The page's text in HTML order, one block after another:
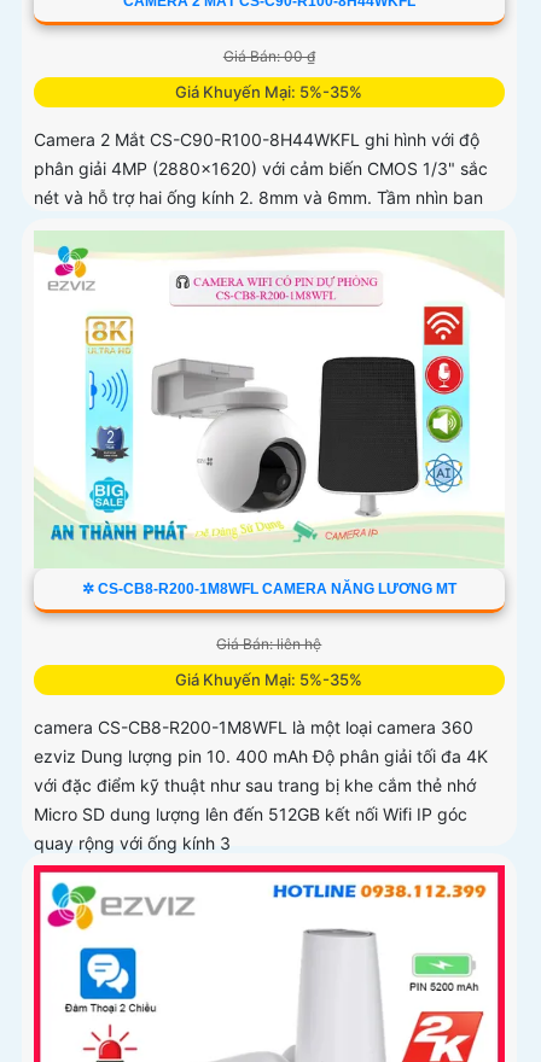
Giá Bán: 00 ₫
Giá Khuyến Mại: 5%-35%
Camera 2 Mắt CS-C90-R100-8H44WKFL ghi hình với độ
phân giải 4MP (2880x1620) với cảm biến CMOS 1/3" sắc
nét và hỗ trợ hai ống kính 2. 8mm và 6mm. Tầm nhìn ban
đêm IR 30m và ban...
✲ CS-CB8-R200-1M8WFL CAMERA NĂNG LƯƠNG MT
Giá Bán: liên hệ
Giá Khuyến Mại: 5%-35%
camera CS-CB8-R200-1M8WFL là một loại camera 360
ezviz Dung lượng pin 10. 400 mAh Độ phân giải tối đa 4K
với đặc điểm kỹ thuật như sau trang bị khe cắm thẻ nhớ
Micro SD dung lượng lên đến 512GB kết nối Wifi IP góc
quay rộng với ống kính 3